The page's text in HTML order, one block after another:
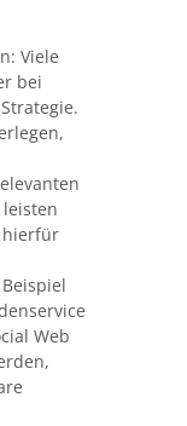
Viele
bei
Strategie.
hierfür
Web